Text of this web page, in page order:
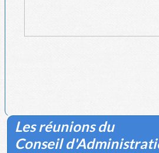
Les réunions du
Conseil